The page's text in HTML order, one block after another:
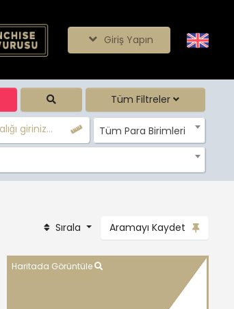
Giriş Yapın
Tüm Filtreler
giriniz... Tüm Para Birimleri
Sırala Aramayı Kaydet
Haritada Görüntüle